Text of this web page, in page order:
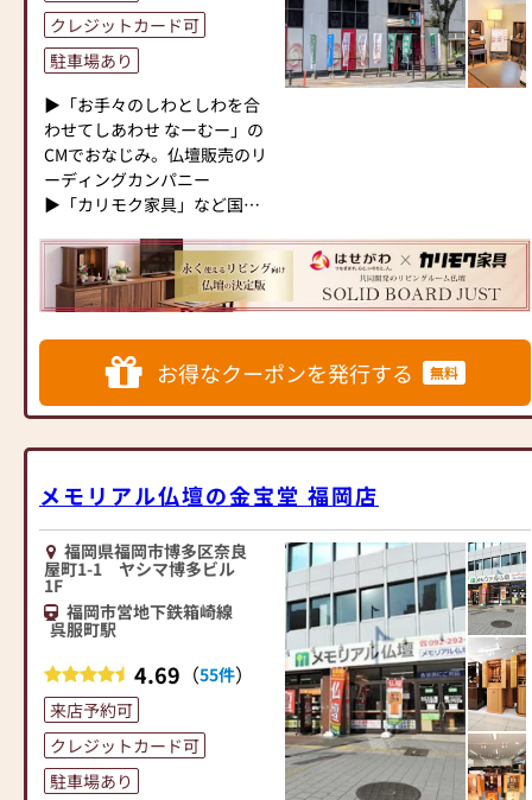
揃えております。お好みやご
自宅のお仏壇に合わせて、お
求めいただけます。
バランスです。品質に妥協せ
ず、お求めやすい価格を実現
しています。お客様に長くご
利用いただけるような耐久性
のある商品を取り扱っており
ますので、安心してお買い物
をお楽しみいただけます。
また、スタッフ一同、お客様
のご要望に丁寧にお応えいた
します。お仏壇や仏具に関す
るご質問やご相談にも親身に
お答えし、最適なアドバイス
をいたします。お客様のご満
す。
お仏壇のはせがわでは、お客
様の大切なご供養に寄り添
い、お手伝いさせていただき
ます。ぜひ一度、当店にお越
しください。心地よい空間
で、お仏壇や仏具をご覧いた
だけます。スタッフ一同、心
よりお待ちしております。」
ます。1,000種類以上の組み合
わせの中からお客様に合った
お仏壇・お仏具をご提案いた
≪「カリモク家具」との協同
開発≫
お仏壇のはせがわは、日本を
代表する家具メーカー「カリ
モク家具」との協同開発で、
現代の住宅にあったモダンな
お仏壇を作っています。他に
も国内の家具専門メーカーと
作り上げたお仏壇コレクショ
ンがあり、祈る人と偲ぶ人を
つなぐ新しいカタチを提案し
ます。
案内≫
●仏壇・仏具・お墓・相続・
遺品整理のご相談
●ご来店予約(ページ内の「来
店予約ボタン」からお申込く
ださい)
●お電話(ご相談や商品のご注
文を承ります。お電話時に
「いい仏壇を見た」とお伝え
ください)
●訪問(はせがわの専門スタッ
フがご相談や商品ご購入のお
手続きを致します)
クレジットカード可
駐車場あり
▶「お手々のしわとしわを合
わせてしあわせ なーむー」の
CMでおなじみ。仏壇販売のリ
ーディングカンパニー
▶「カリモク家具」など国内
なインテリアにマッチするお
仏壇を展開
国内130店舗以上のスケールメ
リットと東証上場の信頼。創
業以来、親切・丁寧な説明と
基のお仏壇、約3,000基のお墓
はせがわ」では、さまざまな
供養（対話の場づくり）の形
をご提案しております。ご自
身、ご家族にあった供養の形
について、迷うことや、お困
りのことなどございました
ださい。店内にはお仏壇・お
仏具・お位牌・お線香・お念
珠等、豊富にご用意しており
ます。1,000種類以上の組み合
わせの中からお客様に合った
お得なクーポンを発行する 無料
メモリアル仏壇の金宝堂 福岡店
福岡県福岡市博多区奈良
屋町1-1 ヤシマ博多ビル
1F
福岡市営地下鉄箱崎線
呉服町駅
4.69 （55件）
来店予約可
クレジットカード可
駐車場あり